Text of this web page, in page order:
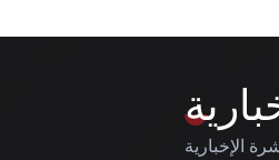
الإخبارية